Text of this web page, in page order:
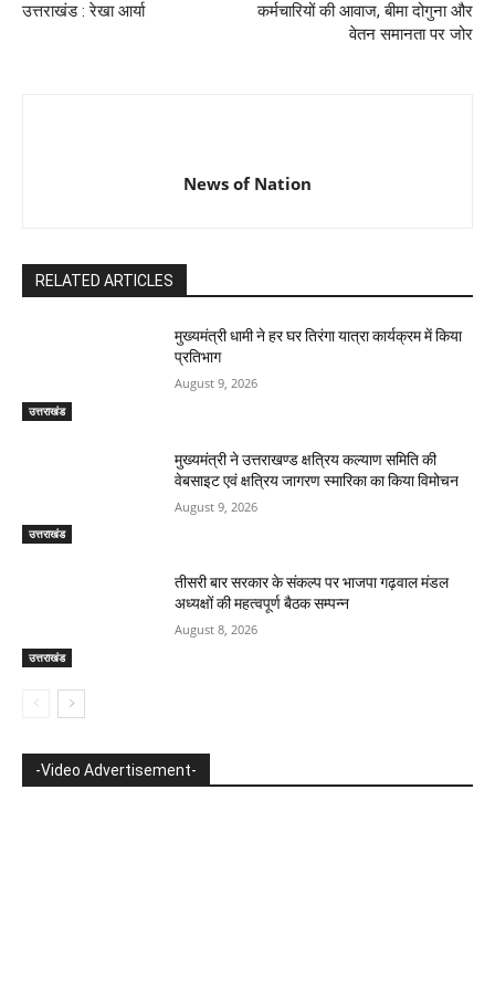
उत्तराखंड : रेखा आर्या
कर्मचारियों की आवाज, बीमा दोगुना और
वेतन समानता पर जोर
News of Nation
RELATED ARTICLES
उत्तराखंड
मुख्यमंत्री धामी ने हर घर तिरंगा यात्रा कार्यक्रम में किया
प्रतिभाग
August 9, 2026
उत्तराखंड
मुख्यमंत्री ने उत्तराखण्ड क्षत्रिय कल्याण समिति की
वेबसाइट एवं क्षत्रिय जागरण स्मारिका का किया विमोचन
August 9, 2026
उत्तराखंड
तीसरी बार सरकार के संकल्प पर भाजपा गढ़वाल मंडल
अध्यक्षों की महत्वपूर्ण बैठक सम्पन्न
August 8, 2026
-Video Advertisement-